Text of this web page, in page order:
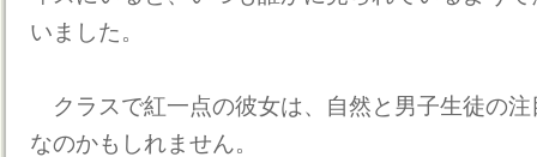
いました。
クラスで紅一点の彼女は、自然と男子生徒の
なのかもしれません。